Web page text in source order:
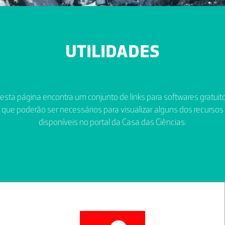
UTILIDADES
página encontra um conjunto de links para softwares
que poderão ser necessários para visualizar alguns dos recursos
disponíveis no portal da Casa das Ciências: